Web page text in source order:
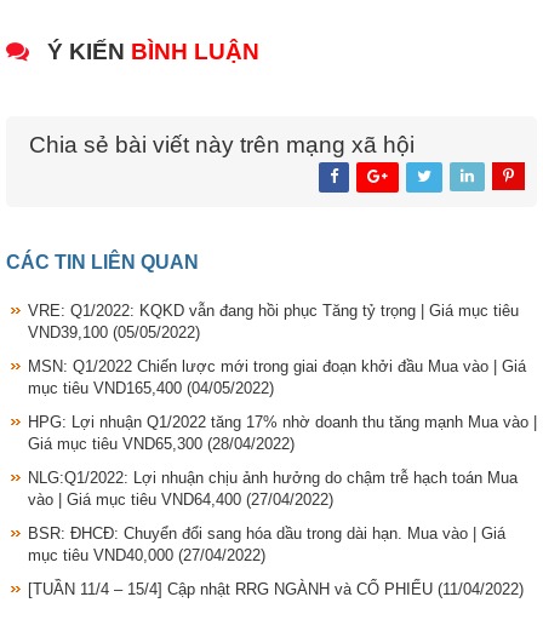
Ý KIẾN BÌNH LUẬN
Chia sẻ bài viết này trên mạng xã hội
CÁC TIN LIÊN QUAN
VRE: Q1/2022: KQKD vẫn đang hồi phục Tăng tỷ trọng | Giá mục tiêu
VND39,100 (05/05/2022)
MSN: Q1/2022 Chiến lược mới trong giai đoạn khởi đầu Mua vào | Giá
mục tiêu VND165,400 (04/05/2022)
HPG: Lợi nhuận Q1/2022 tăng 17% nhờ doanh thu tăng mạnh Mua vào |
Giá mục tiêu VND65,300 (28/04/2022)
NLG:Q1/2022: Lợi nhuận chịu ảnh hưởng do chậm trễ hạch toán Mua
vào | Giá mục tiêu VND64,400 (27/04/2022)
BSR: ĐHCĐ: Chuyển đổi sang hóa dầu trong dài hạn. Mua vào | Giá
mục tiêu VND40,000 (27/04/2022)
[TUẦN 11/4 – 15/4] Cập nhật RRG NGÀNH và CỔ PHIẾU (11/04/2022)